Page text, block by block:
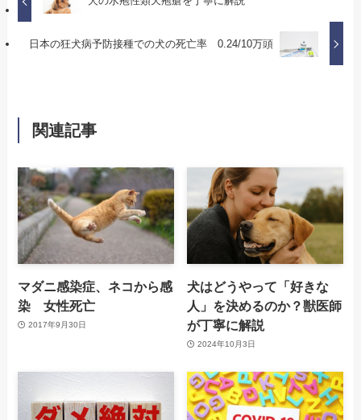
日本の狂犬病予防接種での犬の死亡率 0.24/10万頭
関連記事
マダニ感染症、ネコから感
染 女性死亡
2017年9月30日
犬はどうやって「好きな
人」を決めるのか？獣医師
が丁寧に解説
2024年10月3日